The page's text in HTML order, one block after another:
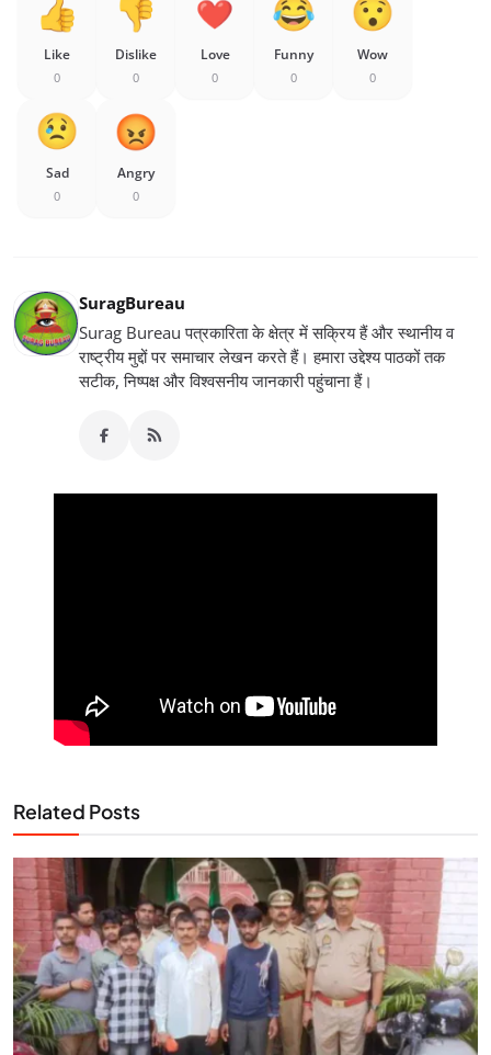
Like
0
Dislike
0
Love
0
Funny
0
Wow
0
Sad
0
Angry
0
SuragBureau
Surag Bureau पत्रकारिता के क्षेत्र में सक्रिय हैं और स्थानीय व
राष्ट्रीय मुद्दों पर समाचार लेखन करते हैं। हमारा उद्देश्य पाठकों तक
सटीक, निष्पक्ष और विश्वसनीय जानकारी पहुंचाना हैं।
Related Posts